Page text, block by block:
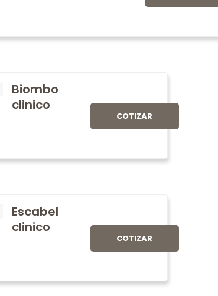
Biombo
clinico
COTIZAR
Escabel
clinico
COTIZAR